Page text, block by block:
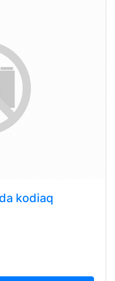
kodiaq